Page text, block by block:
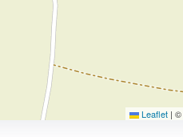
Leaflet | ©